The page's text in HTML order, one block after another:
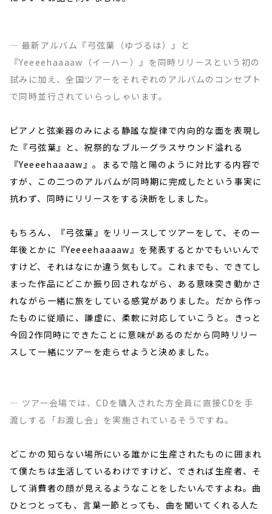
― 最新アルバム『弓弦葉（ゆづるは）』と
『Yeeeehaaaaw（イーハー）』を同時リリースという初の
試みに加え、全国ツアーをそれぞれのアルバムのコンセプト
で同時並行されていらっしゃいます。
ピアノと弦楽器のみによる静謐な旋律で内向的な面を表現し
た『弓弦葉』と、祝祭的なブルーグラスサウンド溢れる
『Yeeeehaaaaw』。まるで陰と陽のように対比する内容で
すが、この二つのアルバムが同時期に完成したという事実に
抗わず、同時にリリースをする決断をしました。
もちろん、『弓弦葉』をリリースしてツアーをして、その一
年後とかに『Yeeeehaaaaw』を発表するとかでもいいんで
すけど、それはなにか違う気もして。これまでも、できてし
まった作品にどこか振り回されながら、ある意味突き動かさ
れながら一緒に旅をしている感覚がありました。だから作っ
たものに従順に、謙虚に、柔軟に対応していこうと。きっと
今回2作同時にできたことに意味があるのだから同時リリー
スして一緒にツアーを走らせようと決めました。
― ツアー会場では、CDを購入された方全員に直接CDを手
渡しする「お渡し会」を実施されているそうですね。
どこかの知らない場所にいる誰かに生産されたものに囲まれ
て僕たちは生活しているわけですけど、できれば生産者、そ
して消費者の顔が見えるようなことをしたいんですよね。曲
ひとつとっても、言葉一節とっても、曲を聞いてくれる人た